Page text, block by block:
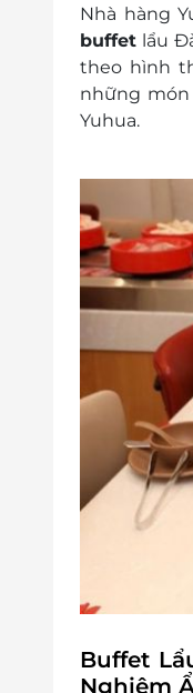
Khách
Địa
Điều
Một
E-
Nhà hàng
buffet lẩu
theo hình
những
Yuhua.
Buffet
Nghiệm